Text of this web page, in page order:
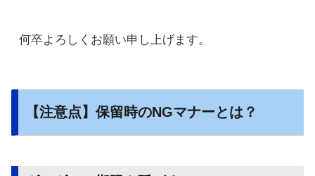
何卒よろしくお願い申し上げます。
【注意点】保留時のNGマナーとは？